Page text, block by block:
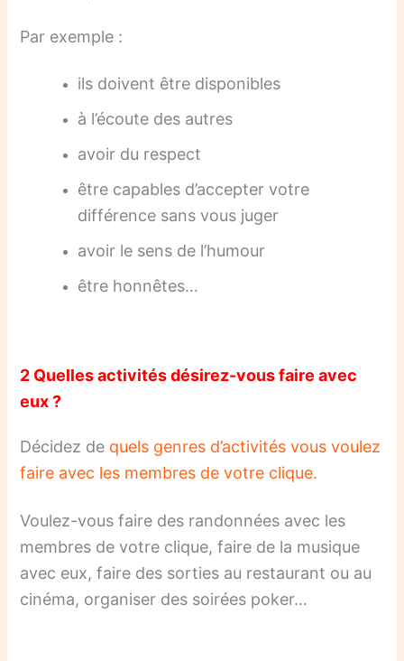
Par exemple :
ils doivent être disponibles
à l’écoute des autres
avoir du respect
être capables d’accepter votre
différence sans vous juger
avoir le sens de l’humour
être honnêtes…
2 Quelles activités désirez-vous faire avec
eux ?
Décidez de quels genres d’activités vous voulez
faire avec les membres de votre clique.
Voulez-vous faire des randonnées avec les
membres de votre clique, faire de la musique
avec eux, faire des sorties au restaurant ou au
cinéma, organiser des soirées poker…